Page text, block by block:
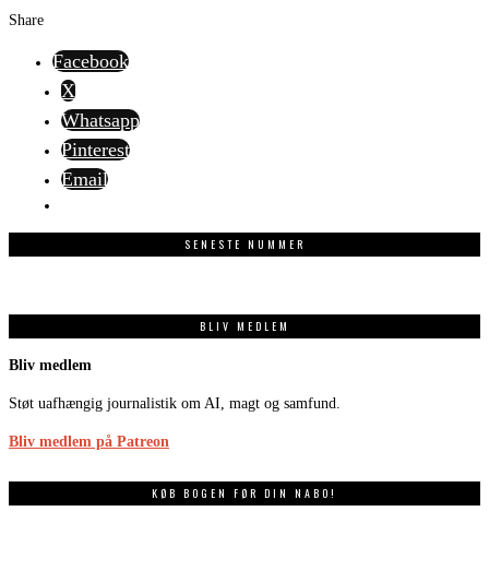
Share
Facebook
X
Whatsapp
Pinterest
Email
SENESTE NUMMER
BLIV MEDLEM
Bliv medlem
Støt uafhængig journalistik om AI, magt og samfund.
Bliv medlem på Patreon
KØB BOGEN FØR DIN NABO!